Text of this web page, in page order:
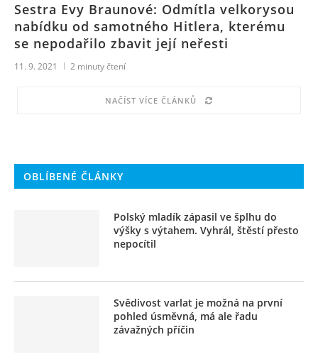
Sestra Evy Braunové: Odmítla velkorysou
nabídku od samotného Hitlera, kterému
se nepodařilo zbavit její neřesti
11. 9. 2021 2 minuty čtení
NAČÍST VÍCE ČLÁNKŮ
OBLÍBENÉ ČLÁNKY
Polský mladík zápasil ve šplhu do
výšky s výtahem. Vyhrál, štěstí přesto
nepocítil
Svědivost varlat je možná na první
pohled úsměvná, má ale řadu
závažných příčin